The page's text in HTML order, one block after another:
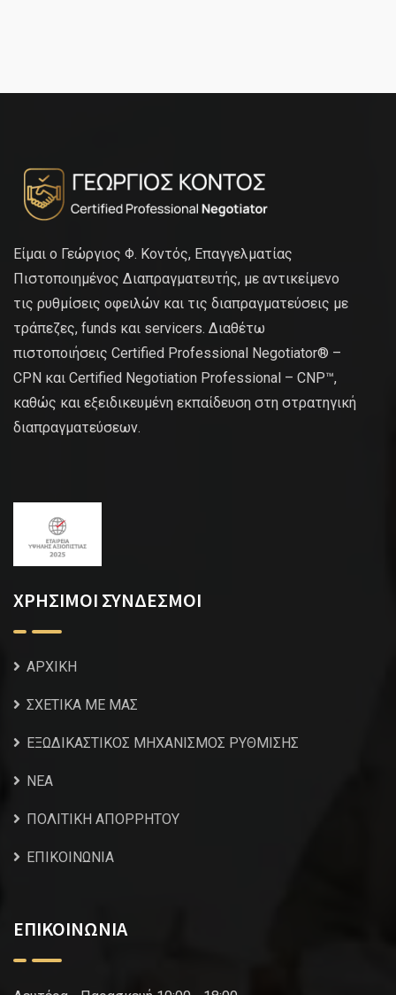
Είμαι ο Γεώργιος Φ. Κοντός, Επαγγελματίας
Πιστοποιημένος Διαπραγματευτής, με αντικείμενο
τις ρυθμίσεις οφειλών και τις διαπραγματεύσεις με
τράπεζες, funds και servicers. Διαθέτω
πιστοποιήσεις Certified Professional Negotiator® –
CPN και Certified Negotiation Professional – CNP™,
καθώς και εξειδικευμένη εκπαίδευση στη στρατηγική
διαπραγματεύσεων.
ΧΡΗΣΙΜΟΙ ΣΥΝΔΕΣΜΟΙ
ΑΡΧΙΚΗ
ΣΧΕΤΙΚΑ ΜΕ ΜΑΣ
ΕΞΩΔΙΚΑΣΤΙΚΟΣ ΜΗΧΑΝΙΣΜΟΣ ΡΥΘΜΙΣΗΣ
NEA
ΠΟΛΙΤΙΚΗ ΑΠΟΡΡΗΤΟΥ
ΕΠΙΚΟΙΝΩΝΙΑ
ΕΠΙΚΟΙΝΩΝΙΑ